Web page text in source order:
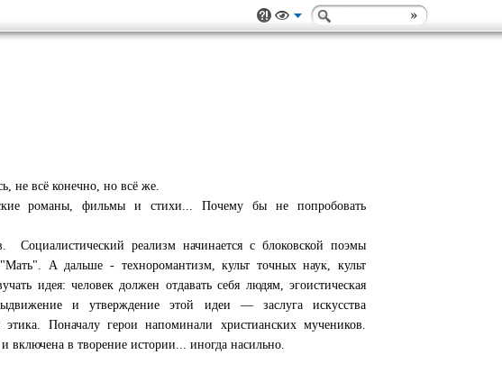
не всё конечно, но всё же.
романы, фильмы и стихи... Почему бы не попробовать
Социалистический реализм начинается с блоковской поэмы
А дальше - техноромантизм, культ точных наук, культ
идея: человек должен отдавать себя людям, эгоистическая
и утверждение этой идеи — заслуга искусства
Поначалу герои напоминали христианских мучеников.
включена в творение истории... иногда насильно.